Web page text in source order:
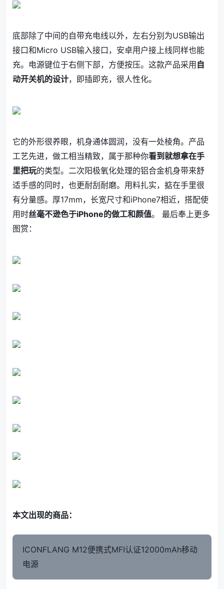
底部除了中间的自带充电线以外，左右分别为USB输出
接口和Micro USB输入接口，安卓用户接上线同样也能
充。电源键位于右侧下部，方便按压。这款产品采用 自
动开关机的设计，即插即充，很人性化。
它的外形很养眼，机身通体圆润，没有一处棱角。产品
工艺先进，做工相当精致，属于那种你看到就想拿在手
里把玩的类型。二次阳极氧化处理的铝合金机身带来舒
适手感的同时，也更耐刮耐磨。用料扎实，掂在手里很
有分量感。厚17mm，长宽尺寸和iPhone7相近，搭配使
用时丝毫不逊色于iPhone的做工和颜值。 最后奉上更多
图赏：
本文出现的商品：
ICONFLANG M12便携式MFI认证12000mAh移动
电源